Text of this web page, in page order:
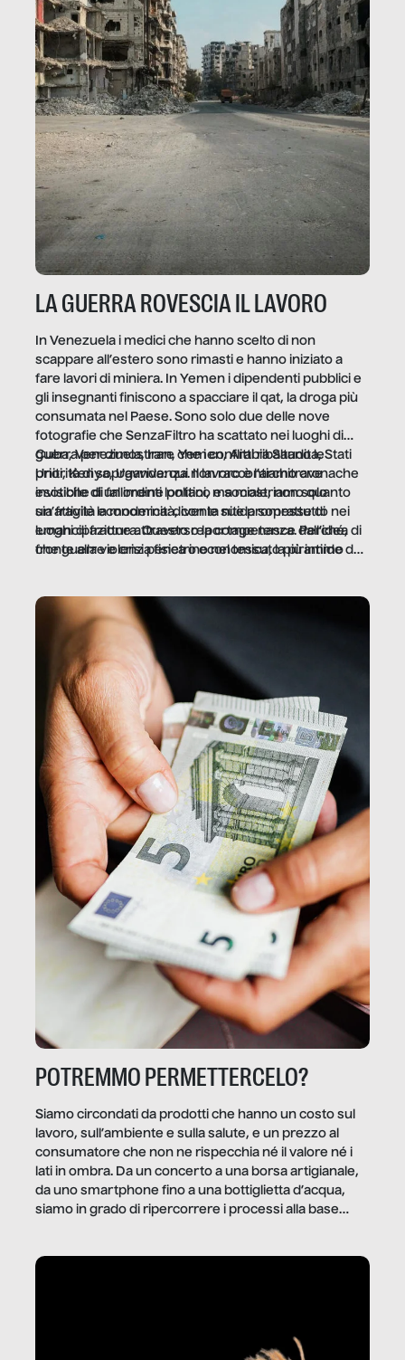
LA GUERRA ROVESCIA IL LAVORO
In Venezuela i medici che hanno scelto di non
scappare all’estero sono rimasti e hanno iniziato a
fare lavori di miniera. In Yemen i dipendenti pubblici e
gli insegnanti finiscono a spacciare il qat, la droga più
consumata nel Paese. Sono solo due delle nove
fotografie che SenzaFiltro ha scattato nei luoghi di
guerra per dimostrare che i conflitti ribaltano le
priorità di sopravvivenza. Il lavoro è l’architrave
invisibile di un ordine politico e sociale, non solo
un’attività economica: diventa nitida soprattutto nei
luoghi di frattura. Questo reportage nasce dall’idea
che guerre e crisi penetrino nel tessuto più intimo
Cuba, Venezuela, Iran, Yemen, Arabia Saudita, Stati
Uniti, Kenya, Uganda: qui non raccontiamo cronache
esotiche di fallimenti lontani, ma mostriamo quanto
sia fragile la modernità, con le sue promesse di
emancipazione attraverso la competenza. Perché, di
fronte alla violenza fisica o economica, la piramide del
POTREMMO PERMETTERCELO?
Siamo circondati da prodotti che hanno un costo sul
lavoro, sull’ambiente e sulla salute, e un prezzo al
consumatore che non ne rispecchia né il valore né i
lati in ombra. Da un concerto a una borsa artigianale,
da uno smartphone fino a una bottiglietta d’acqua,
siamo in grado di ripercorrere i processi alla base
dietro gli oggetti e i servizi che fanno la nostra vita